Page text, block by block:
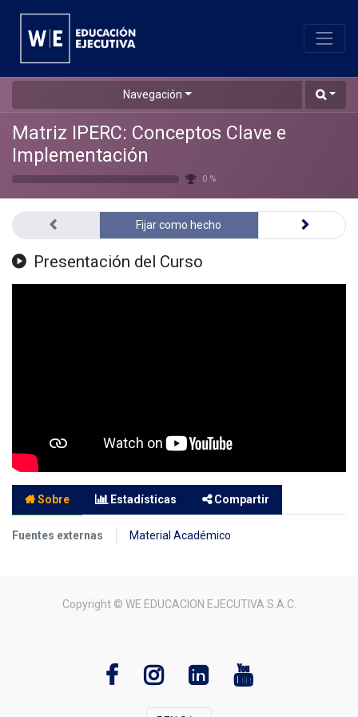
Navegación
Matriz IPERC: Conceptos Clave e
Implementación
0 %
Presentación del Curso
Fijar como hecho
Sobre Estadísticas Compartir
Fuentes externas Material Académico
Copyright © WE EDUCACION EJECUTIVA S.A.C.